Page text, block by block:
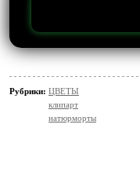
Рубрики: ЦВЕТЫ
клипарт
натюрморты